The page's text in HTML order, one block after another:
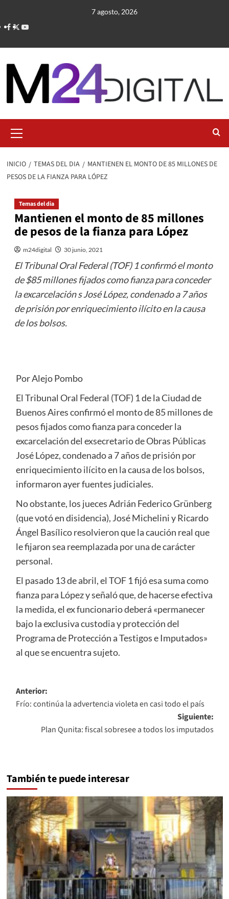
contenido
7 agosto, 2026
primario
INICIO TEMAS DEL DIA
MANTIENEN EL MONTO DE 85 MILLONES DE
PESOS DE LA FIANZA PARA LÓPEZ
Temas del dia
Mantienen el monto de 85 millones
de pesos de la fianza para López
m24digital 30 junio, 2021
El Tribunal Oral Federal (TOF) 1 confirmó el monto
de $85 millones fijados como fianza para conceder
la excarcelación s José López, condenado a 7 años
de prisión por enriquecimiento ilícito en la causa
de los bolsos.
Por Alejo Pombo
El Tribunal Oral Federal (TOF) 1 de la Ciudad de
Buenos Aires confirmó el monto de 85 millones de
pesos fijados como fianza para conceder la
excarcelación del exsecretario de Obras Públicas
José López, condenado a 7 años de prisión por
enriquecimiento ilícito en la causa de los bolsos,
informaron ayer fuentes judiciales.
No obstante, los jueces Adrián Federico Grünberg
(que votó en disidencia), José Michelini y Ricardo
Ángel Basílico resolvieron que la caución real que
le fijaron sea reemplazada por una de carácter
personal.
El pasado 13 de abril, el TOF 1 fijó esa suma como
fianza para López y señaló que, de hacerse efectiva
la medida, el ex funcionario deberá «permanecer
bajo la exclusiva custodia y protección del
Programa de Protección a Testigos e Imputados»
al que se encuentra sujeto.
Navegación
de
entradas
Anterior:
Frío: continúa la advertencia violeta en casi todo el país
Siguiente:
Plan Qunita: fiscal sobresee a todos los imputados
También te puede interesar